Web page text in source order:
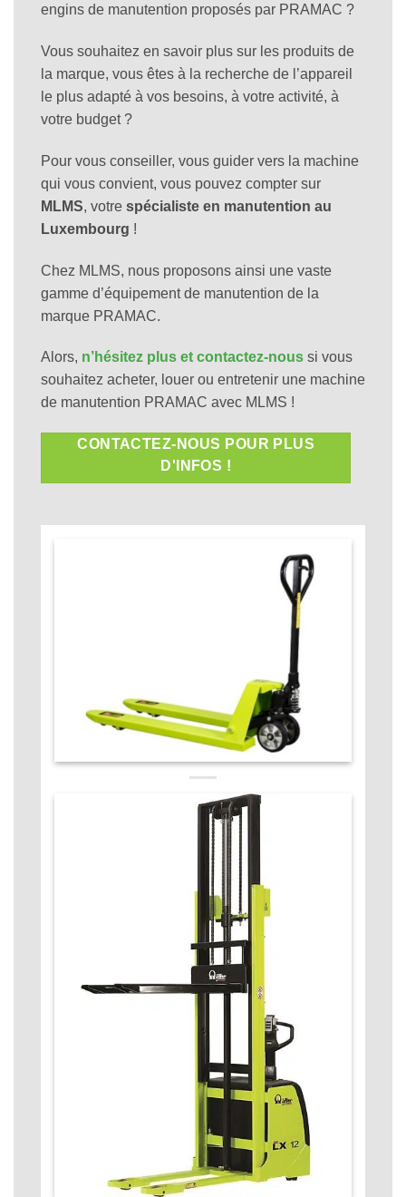
engins de manutention proposés par PRAMAC ?
Vous souhaitez en savoir plus sur les produits de
la marque, vous êtes à la recherche de l’appareil
le plus adapté à vos besoins, à votre activité, à
votre budget ?
Pour vous conseiller, vous guider vers la machine
qui vous convient, vous pouvez compter sur
MLMS, votre spécialiste en manutention au
Luxembourg !
Chez MLMS, nous proposons ainsi une vaste
gamme d’équipement de manutention de la
marque PRAMAC.
Alors, n’hésitez plus et contactez-nous si vous
souhaitez acheter, louer ou entretenir une machine
de manutention PRAMAC avec MLMS !
CONTACTEZ-NOUS POUR PLUS
D'INFOS !